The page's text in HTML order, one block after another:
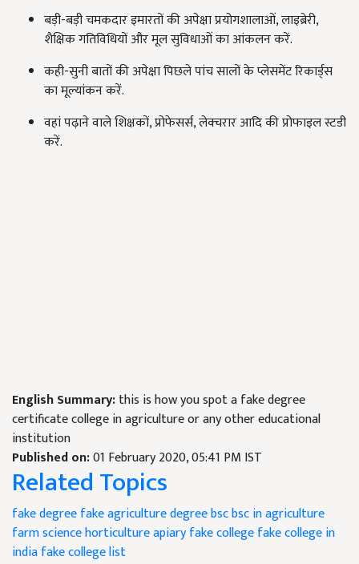
बड़ी-बड़ी चमकदार इमारतों की अपेक्षा प्रयोगशालाओं, लाइब्रेरी,
शैक्षिक गतिविधियों और मूल सुविधाओं का आंकलन करें.
कही-सुनी बातों की अपेक्षा पिछले पांच सालों के प्लेसमेंट रिकार्ड्स
का मूल्यांकन करें.
वहां पढ़ाने वाले शिक्षकों, प्रोफेसर्स, लेक्चरार आदि की प्रोफाइल स्टडी
करें.
English Summary:this is how you spot a fake degree
certificate college in agriculture or any other educational
institution
Published on:01 February 2020, 05:41 PM IST
Related Topics
fake degreefake agriculture degreebscbsc in agriculture
farm sciencehorticultureapiaryfake collegefake college in
indiafake college list